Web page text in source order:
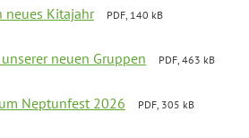
neues Kitajahr
PDF, 140 kB
neuen Gruppen
PDF, 463 kB
Neptunfest 2026
PDF, 305 kB